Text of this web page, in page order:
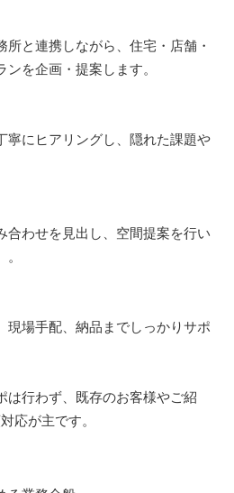
と連携しながら、住宅・店舗・
を企画・提案します。
寧にヒアリングし、隠れた課題や
合わせを見出し、空間提案を行い
現場手配、納品までしっかりサポ
行わず、既存のお客様やご紹
応が主です。